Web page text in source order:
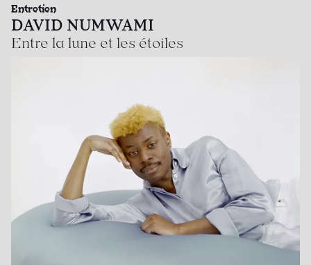
Entretien
DAVID NUMWAMI
Entre la lune et les étoiles